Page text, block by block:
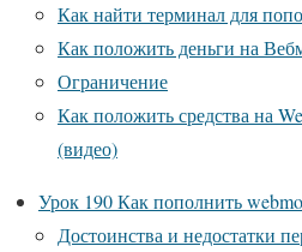
Как найти терминал для
Как положить деньги на
Ограничение
Как положить средства на
(видео)
Урок 190 Как пополнить
Достоинства и недостатки